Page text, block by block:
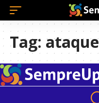
Tag: ataque